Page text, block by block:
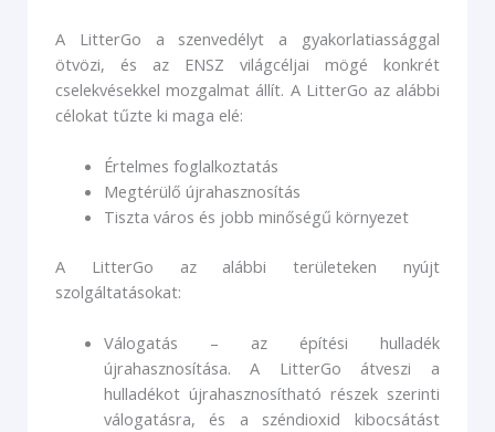
A LitterGo a szenvedélyt a gyakorlatiassággal
ötvözi, és az ENSZ világcéljai mögé konkrét
cselekvésekkel mozgalmat állít. A LitterGo az alábbi
célokat tűzte ki maga elé:
Értelmes foglalkoztatás
Megtérülő újrahasznosítás
Tiszta város és jobb minőségű környezet
A LitterGo az alábbi területeken nyújt
szolgáltatásokat:
Válogatás – az építési hulladék
újrahasznosítása. A LitterGo átveszi a
hulladékot újrahasznosítható részek szerinti
válogatásra, és a széndioxid kibocsátást